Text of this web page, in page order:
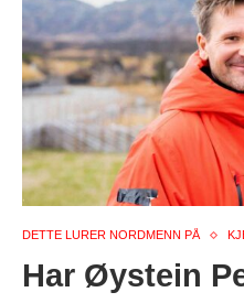
DETTE LURER NORDMENN PÅ
Har Øystein